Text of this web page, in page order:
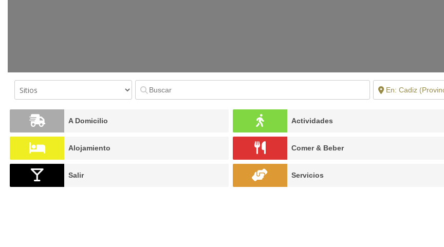
A Domicilio Actividades
Alojamiento Comer & Beber
Salir Servicios